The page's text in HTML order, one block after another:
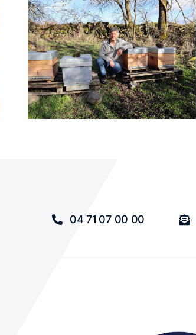
LA FERME DU
CLOUZET
04 71 07 00 00